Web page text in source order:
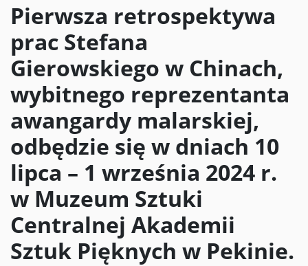
Pierwsza retrospektywa
prac Stefana
Gierowskiego w Chinach,
wybitnego reprezentanta
awangardy malarskiej,
odbędzie się w dniach 10
lipca – 1 września 2024 r.
w Muzeum Sztuki
Centralnej Akademii
Sztuk Pięknych w Pekinie.